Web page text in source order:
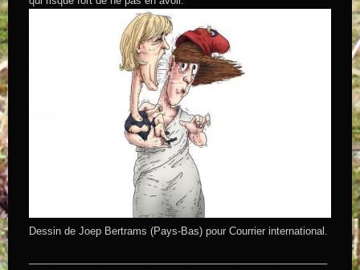
Dessin de Joep Bertrams (Pays-Bas) pour Courrier international.